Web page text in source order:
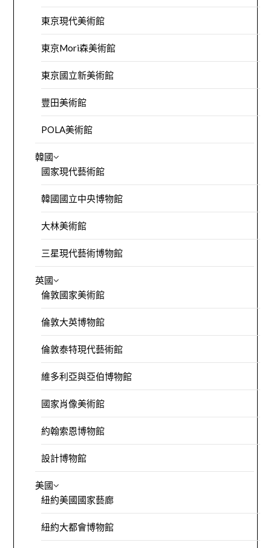
東京現代美術館
東京Mori森美術館
東京國立新美術館
豐田美術館
POLA美術館
韓國
國家現代藝術館
韓國國立中央博物館
大林美術館
三星現代藝術博物館
英國
倫敦國家美術館
倫敦大英博物館
倫敦泰特現代藝術館
維多利亞與亞伯博物館
國家肖像美術館
約翰索恩博物館
設計博物館
美國
紐約美國國家藝廊
紐約大都會博物館